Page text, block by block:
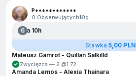
P************
0 Obserwujących10g
6Za 10h
Stawka 5,00 PLN
Mateusz Gamrot - Quillan Salkilld
Zwycięzca — 2 @1.72
Amanda Lemos - Alexia Thainara